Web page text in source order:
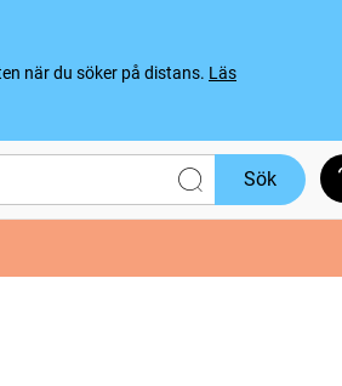
när du söker på distans. Läs
Sök